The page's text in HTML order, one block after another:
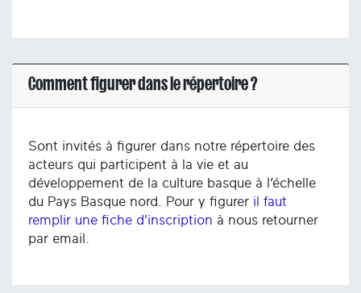
Comment figurer dans le répertoire ?
Sont invités à figurer dans notre répertoire des
acteurs qui participent à la vie et au
développement de la culture basque à l’échelle
du Pays Basque nord. Pour y figurer il faut
remplir une fiche d'inscription à nous retourner
par email.